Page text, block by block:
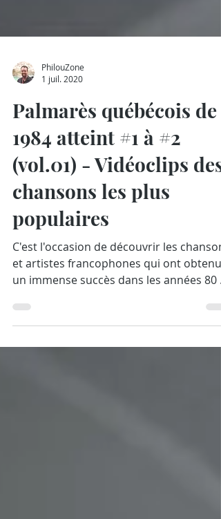
PhilouZone
Palmarès québécois de
1984 atteint #1 à #2
(vol.01) - Vidéoclips des
chansons les plus
populaires
et artistes francophones qui ont obtenu
un immense succès dans les années 80
Québec. Dans...